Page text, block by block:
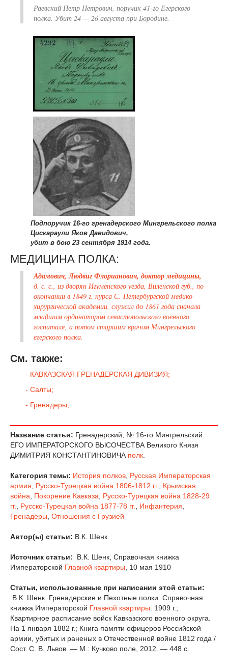
Раевский Петр Петрович, поручик 41-го Егерского
полка. Убит 24 — 26 августа при Бородине.
Подпоручик 16-го гренадерского Мингрельского полка
Цискараули Яков Давидович,
убит в бою 23 сентября 1914 года.
МЕДИЦИНА ПОЛКА:
Адамович, Людвиг Флорианович, доктор медицины,
д. с. с., из дворян Игуменского уезда, Виленской губ., по
окончании в 1849 г. курса С.-Петербургской медико-
хирургической академии, служил до 1861 года сначала
младшим ординатором севастопольского военного
госпиталя, а потом старшим врачом Мингрельского
егерского полка.
См. также:
- КАВКАЗСКАЯ ГРЕНАДЕРСКАЯ ДИВИЗИЯ;
- Салты;
- Гренадеры;
Название статьи: Гренадерский, № 16-го Мингрельский
ЕГО ИМПЕРАТОРСКОГО ВЫСОЧЕСТВА Великого Князя
ДИМИТРИЯ КОНСТАНТИНОВИЧА полк
Категория темы: История полков Русская Императорская
армия
Русско-Турецкая война 1806-1812 гг.
Крымская
война
Покорение Кавказа
Русско-Турецкая война 1828-29
гг.
Русско-Турецкая война 1877-78 гг. Инфантерия
Гренадеры Отношения с Грузией
Автор(ы) статьи: В.К. Шенк
Источник статьи:
В.К. Шенк, Справочная книжка
Императорской Главной квартиры , 10 мая 1910
Статьи, использованные при написании этой статьи:
В.К. Шенк. Гренадерские и Пехотные полки. Справочная
книжка Императорской Главной квартиры . 1909 г.;
Квартирное расписание войск Кавказского военного округа.
На 1 января 1882 г.; Книга памяти офицеров Российской
армии, убитых и раненых в Отечественной войне 1812 года /
Сост. С. В. Львов. — М.: Кучково поле, 2012. — 448 с.